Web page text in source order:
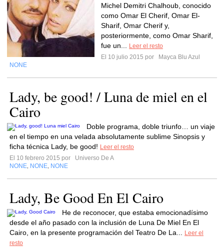
Michel Demitri Chalhoub, conocido
como Omar El Cherif, Omar El-
Sharif, Omar Cherif y,
posteriormente, como Omar Sharif,
fue un...
Leer el resto
El 10 julio 2015 por
Mayca Blu Azul
NONE
Lady, be good! / Luna de miel en el
Cairo
Doble programa, doble triunfo… un viaje
en el tiempo en una velada absolutamente sublime Sinopsis y
ficha técnica Lady, be good! Leer el resto
El 10 febrero 2015 por
Universo De A
NONE NONE NONE
Lady, Be Good En El Cairo
He de reconocer, que estaba emocionadísimo
desde el año pasado con la inclusión de Luna De Miel En El
Cairo, en la presente programación del Teatro De La...
Leer el
resto